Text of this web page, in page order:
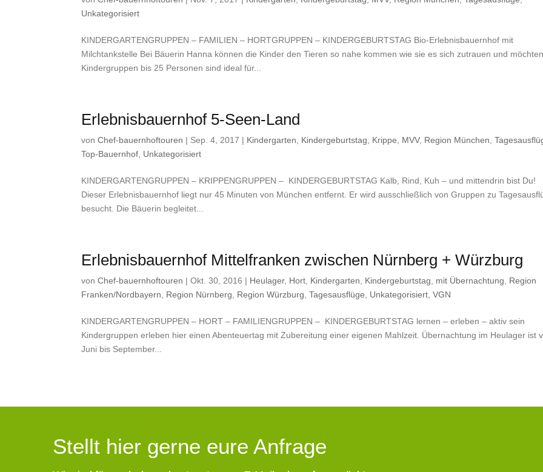
Unkategorisiert
KINDERGARTENGRUPPEN – FAMILIEN – HORTGRUPPEN – KINDERGEBURTSTAG Bio-Erlebnisbauernhof mit
Milchtankstelle Bei Bäuerin Hanna können die Kinder den Tieren so nahe kommen wie sie es sich zutrauen und möchten.
Kindergruppen bis 25 Personen sind ideal für...
Erlebnisbauernhof 5-Seen-Land
vonChef-bauernhoftouren | Sep. 4, 2017 | Kindergarten Kindergeburtstag Krippe MVV, Region München ,
Top-Bauernhof Unkategorisiert
KINDERGARTENGRUPPEN – KRIPPENGRUPPEN – KINDERGEBURTSTAG Kalb, Rind, Kuh – und mittendrin bist Du!
Dieser Erlebnisbauernhof liegt nur 45 Minuten von München entfernt. Er wird ausschließlich von Gruppen zu
besucht. Die Bäuerin begleitet...
Erlebnisbauernhof Mittelfranken zwischen Nürnberg + Würzburg
vonChef-bauernhoftouren |Okt. 30, 2016 | Heulager, Hort Kindergarten Kindergeburtstag mit Übernachtung
Region
Franken/Nordbayern
Region Nürnberg Region Würzburg ,Tagesausflüge Unkategorisiert ,VGN
KINDERGARTENGRUPPEN – HORT – FAMILIENGRUPPEN – KINDERGEBURTSTAG lernen – erleben – aktiv sein
Kindergruppen erleben hier einen Abenteuertag mit Zubereitung einer eigenen Mahlzeit. Übernachtung im Heulager ist
Juni bis September...
Stellt hier gerne eure Anfrage